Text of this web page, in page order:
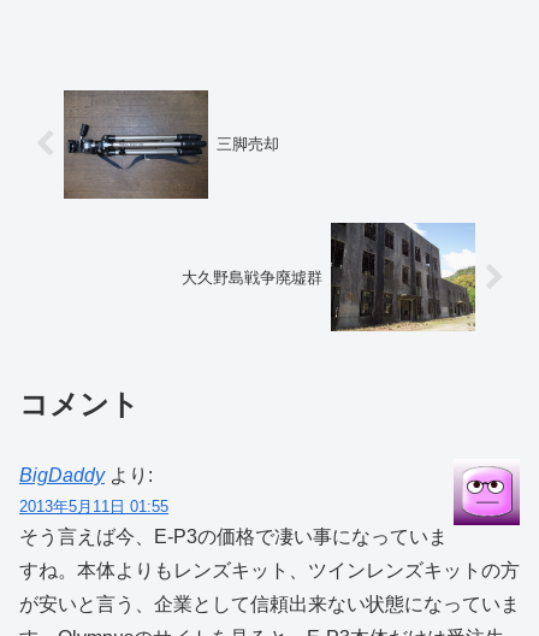
三脚売却
大久野島戦争廃墟群
コメント
BigDaddy より:
2013年5月11日 01:55
そう言えば今、E-P3の価格で凄い事になっていま
すね。本体よりもレンズキット、ツインレンズキットの方
が安いと言う、企業として信頼出来ない状態になっていま